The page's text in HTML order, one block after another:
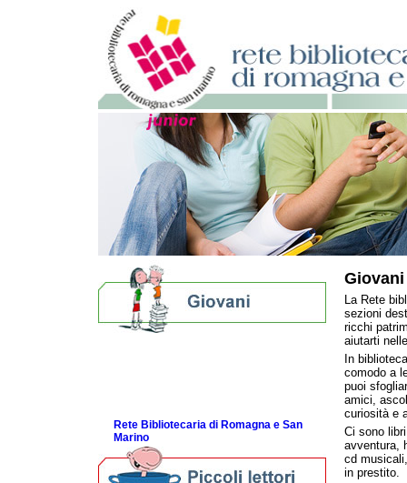
Giovani
La Rete
sezioni
ricchi
aiutarti
In
comodo a
puoi
amici,
curiosità e
Ci sono
avventura,
cd
in prestito.
Rete Bibliotecaria di Romagna e San
Marino